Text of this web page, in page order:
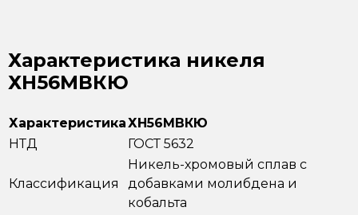
Характеристика никеля
ХН56МВКЮ
ХарактеристикаХН56МВКЮ
НТД
ГОСТ 5632
Классификация
Никель-хромовый сплав с
добавками молибдена и
кобальта